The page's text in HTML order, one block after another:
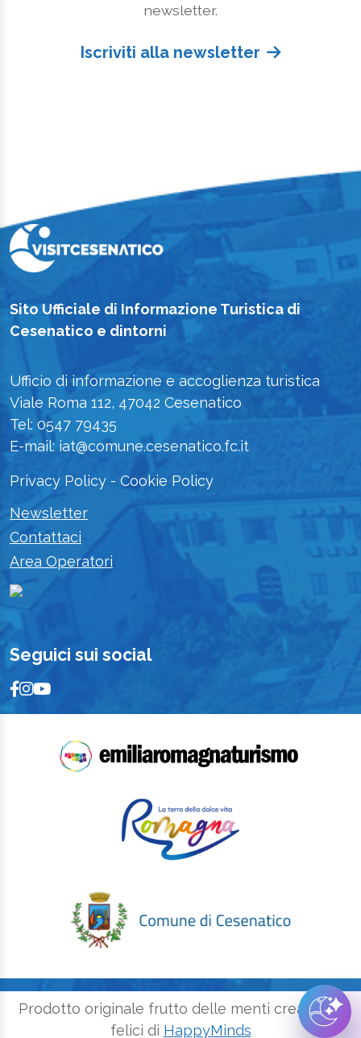
newsletter.
Iscriviti alla newsletter
Sito Ufficiale di Informazione Turistica di
Cesenatico e dintorni
Ufficio di informazione e accoglienza turistica
Viale Roma 112, 47042 Cesenatico
Tel: 0547 79435
E-mail: iat@comune.cesenatico.fc.it
Privacy Policy - Cookie Policy
Newsletter
Contattaci
Area Operatori
Seguici sui social
Prodotto originale frutto delle menti creative e
felici di HappyMinds